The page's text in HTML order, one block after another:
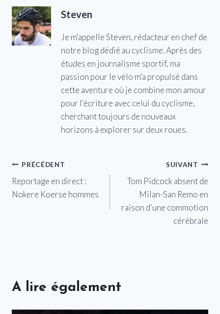
Steven
Je m'appelle Steven, rédacteur en chef de
notre blog dédié au cyclisme. Après des
études en journalisme sportif, ma
passion pour le vélo m'a propulsé dans
cette aventure où je combine mon amour
pour l'écriture avec celui du cyclisme,
cherchant toujours de nouveaux
horizons à explorer sur deux roues.
Navigation
de
PRÉCÉDENT
Reportage en direct :
Nokere Koerse hommes
SUIVANT
Tom Pidcock absent de
Milan-San Remo en
raison d’une commotion
cérébrale
A lire également